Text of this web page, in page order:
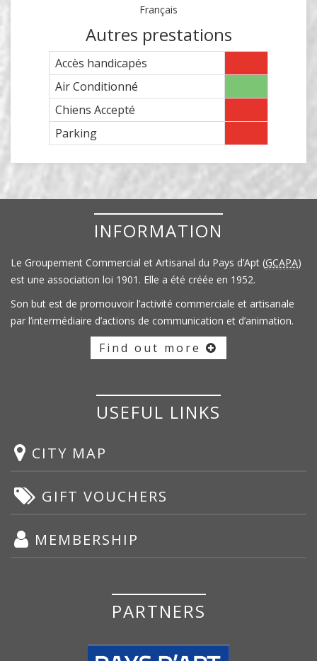
Français
Autres prestations
Accès handicapés
Air Conditionné
Chiens Accepté
Parking
INFORMATION
Le Groupement Commercial et Artisanal du Pays d’Apt (GCAPA)
est une association loi 1901. Elle a été créée en 1952.
Son but est de promouvoir l’activité commerciale et artisanale
par l’intermédiaire d’actions de communication et d’animation.
Find out more
USEFUL LINKS
CITY MAP
GIFT VOUCHERS
MEMBERSHIP
PARTNERS